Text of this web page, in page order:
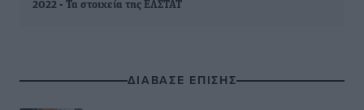
2022 - Τα στοιχεία της ΕΛΣΤΑΤ
ΔΙΑΒΑΣΕ ΕΠΙΣΗΣ